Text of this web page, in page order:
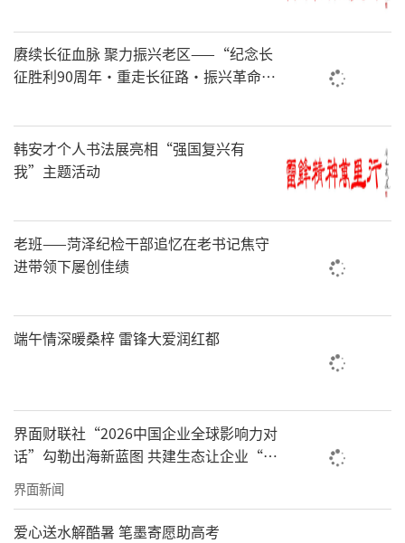
赓续长征血脉 聚力振兴老区——“纪念长
征胜利90周年•重走长征路•振兴革命老
韩安才个人书法展亮相“强国复兴有
我”主题活动
老班——菏泽纪检干部追忆在老书记焦守
进带领下屡创佳绩
端午情深暖桑梓 雷锋大爱润红都
界面财联社“2026中国企业全球影响力对
话”勾勒出海新蓝图 共建生态让企业“出
海选择上海”
界面新闻
爱心送水解酷暑 笔墨寄愿助高考